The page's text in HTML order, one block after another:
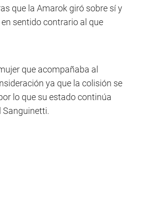
que la Amarok giró sobre sí y
sentido contrario al que
que acompañaba al
ya que la colisión se
lo que su estado continúa
Sanguinetti.